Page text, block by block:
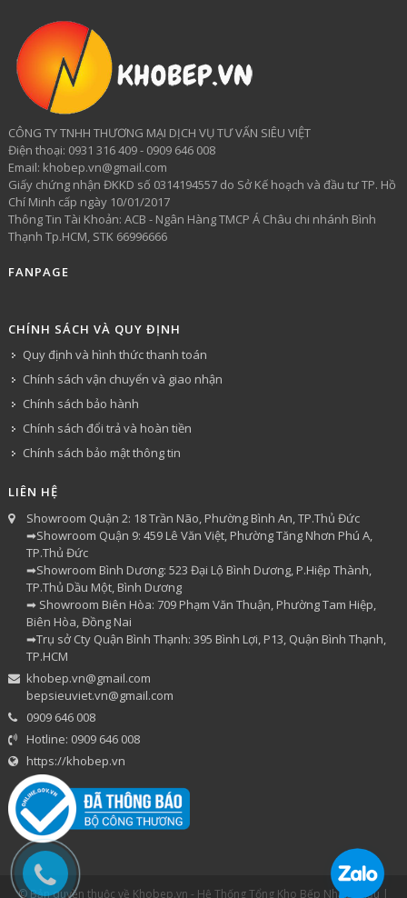
CÔNG TY TNHH THƯƠNG MẠI DỊCH VỤ TƯ VẤN SIÊU VIỆT
​Điện thoại: 0931 316 409 - 0909 646 008
Email: khobep.vn@gmail.com
Giấy chứng nhận ĐKKD số 0314194557 do Sở Kế hoạch và đầu tư TP. Hồ
Chí Minh cấp ngày 10/01/2017
Thông Tin Tài Khoản: ACB - Ngân Hàng TMCP Á Châu chi nhánh Bình
Thạnh Tp.HCM, STK 66996666
FANPAGE
CHÍNH SÁCH VÀ QUY ĐỊNH
Quy định và hình thức thanh toán
Chính sách vận chuyển và giao nhận
Chính sách bảo hành
Chính sách đổi trả và hoàn tiền
Chính sách bảo mật thông tin
LIÊN HỆ
Showroom Quận 2: 18 Trần Não, Phường Bình An, TP.Thủ Đức
➡Showroom Quận 9: 459 Lê Văn Việt, Phường Tăng Nhơn Phú A,
TP.Thủ Đức
➡Showroom Bình Dương: 523 Đại Lộ Bình Dương, P.Hiệp Thành,
TP.Thủ Dầu Một, Bình Dương
➡ Showroom Biên Hòa: 709 Phạm Văn Thuận, Phường Tam Hiệp,
Biên Hòa, Đồng Nai
➡Trụ sở Cty Quận Bình Thạnh: 395 Bình Lợi, P13, Quận Bình Thạnh,
TP.HCM
khobep.vn@gmail.com
bepsieuviet.vn@gmail.com
0909 646 008
Hotline: 0909 646 008
https://khobep.vn
© Bản quyền thuộc về Khobep.vn - Hệ Thống Tổng Kho Bếp Nhập Khẩu |